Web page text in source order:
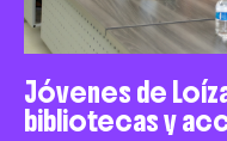
Jóvenes de
bibliotecas y